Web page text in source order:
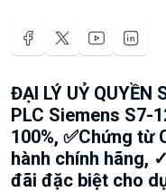
ĐẠI LÝ UỶ QUYỀN
PLC Siemens S7-
100%, ✅Chứng từ
hành chính hãng,
đãi đặc biệt cho